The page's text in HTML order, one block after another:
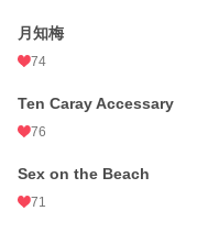
月知梅
74
Ten Caray Accessary
76
Sex on the Beach
71